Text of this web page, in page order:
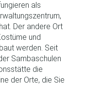
als
Der andere Ort
und
werden. Seit
Sambaschulen
die
der Orte, die Sie